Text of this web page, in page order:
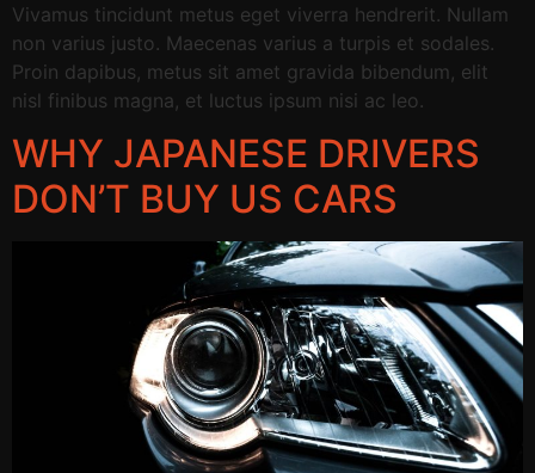
Vivamus tincidunt metus eget viverra hendrerit. Nullam
non varius justo. Maecenas varius a turpis et sodales.
Proin dapibus, metus sit amet gravida bibendum, elit
nisl finibus magna, et luctus ipsum nisi ac leo.
WHY JAPANESE DRIVERS
DON’T BUY US CARS